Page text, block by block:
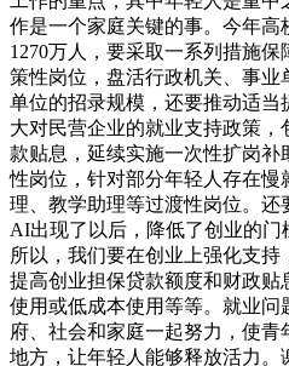
作是一个家庭关键的事。今年高
1270万人，要采取一系列措施
策性岗位，盘活行政机关、事
单位的招录规模，还要推动适
大对民营企业的就业支持政策
款贴息，延续实施一次性扩岗
性岗位，针对部分年轻人存在慢
理、教学助理等过渡性岗位。
AI出现了以后，降低了创业的门
所以，我们要在创业上强化支持
提高创业担保贷款额度和财政
使用或低成本使用等等。就业
府、社会和家庭一起努力，使
地方，让年轻人能够释放活力。